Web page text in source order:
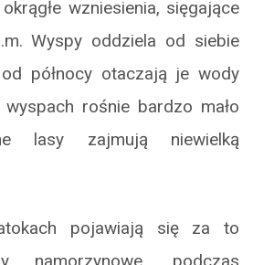
wzniesienia, sięgające
Wyspy oddziela od siebie
północy otaczają je wody
rośnie bardzo mało
lasy zajmują niewielką
pojawiają się za to